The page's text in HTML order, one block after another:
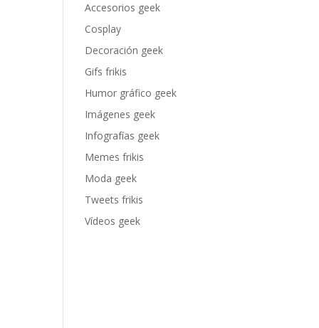
Accesorios geek
Cosplay
Decoración geek
Gifs frikis
Humor gráfico geek
Imágenes geek
Infografías geek
Memes frikis
Moda geek
Tweets frikis
Vídeos geek